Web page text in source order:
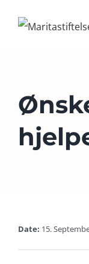
Date: 15.